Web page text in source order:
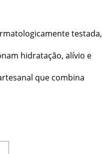
testada,
hidratação, alívio e
que combina